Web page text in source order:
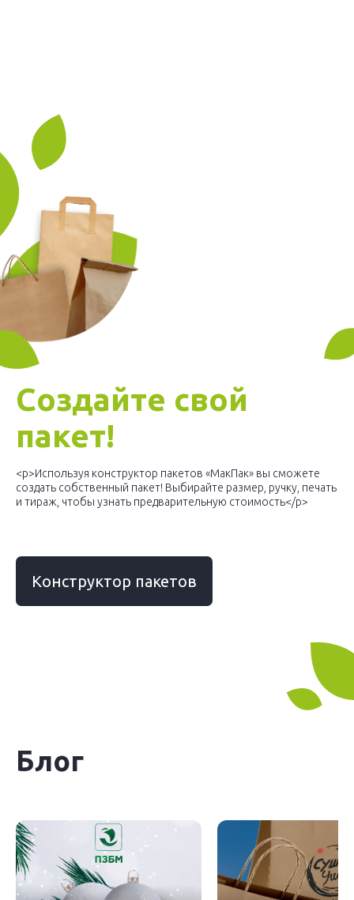
Создайте свой
пакет!
<p>Используя конструктор пакетов «МакПак» вы сможете
создать собственный пакет! Выбирайте размер, ручку, печать
и тираж, чтобы узнать предварительную стоимость</p>
Конструктор пакетов
Блог